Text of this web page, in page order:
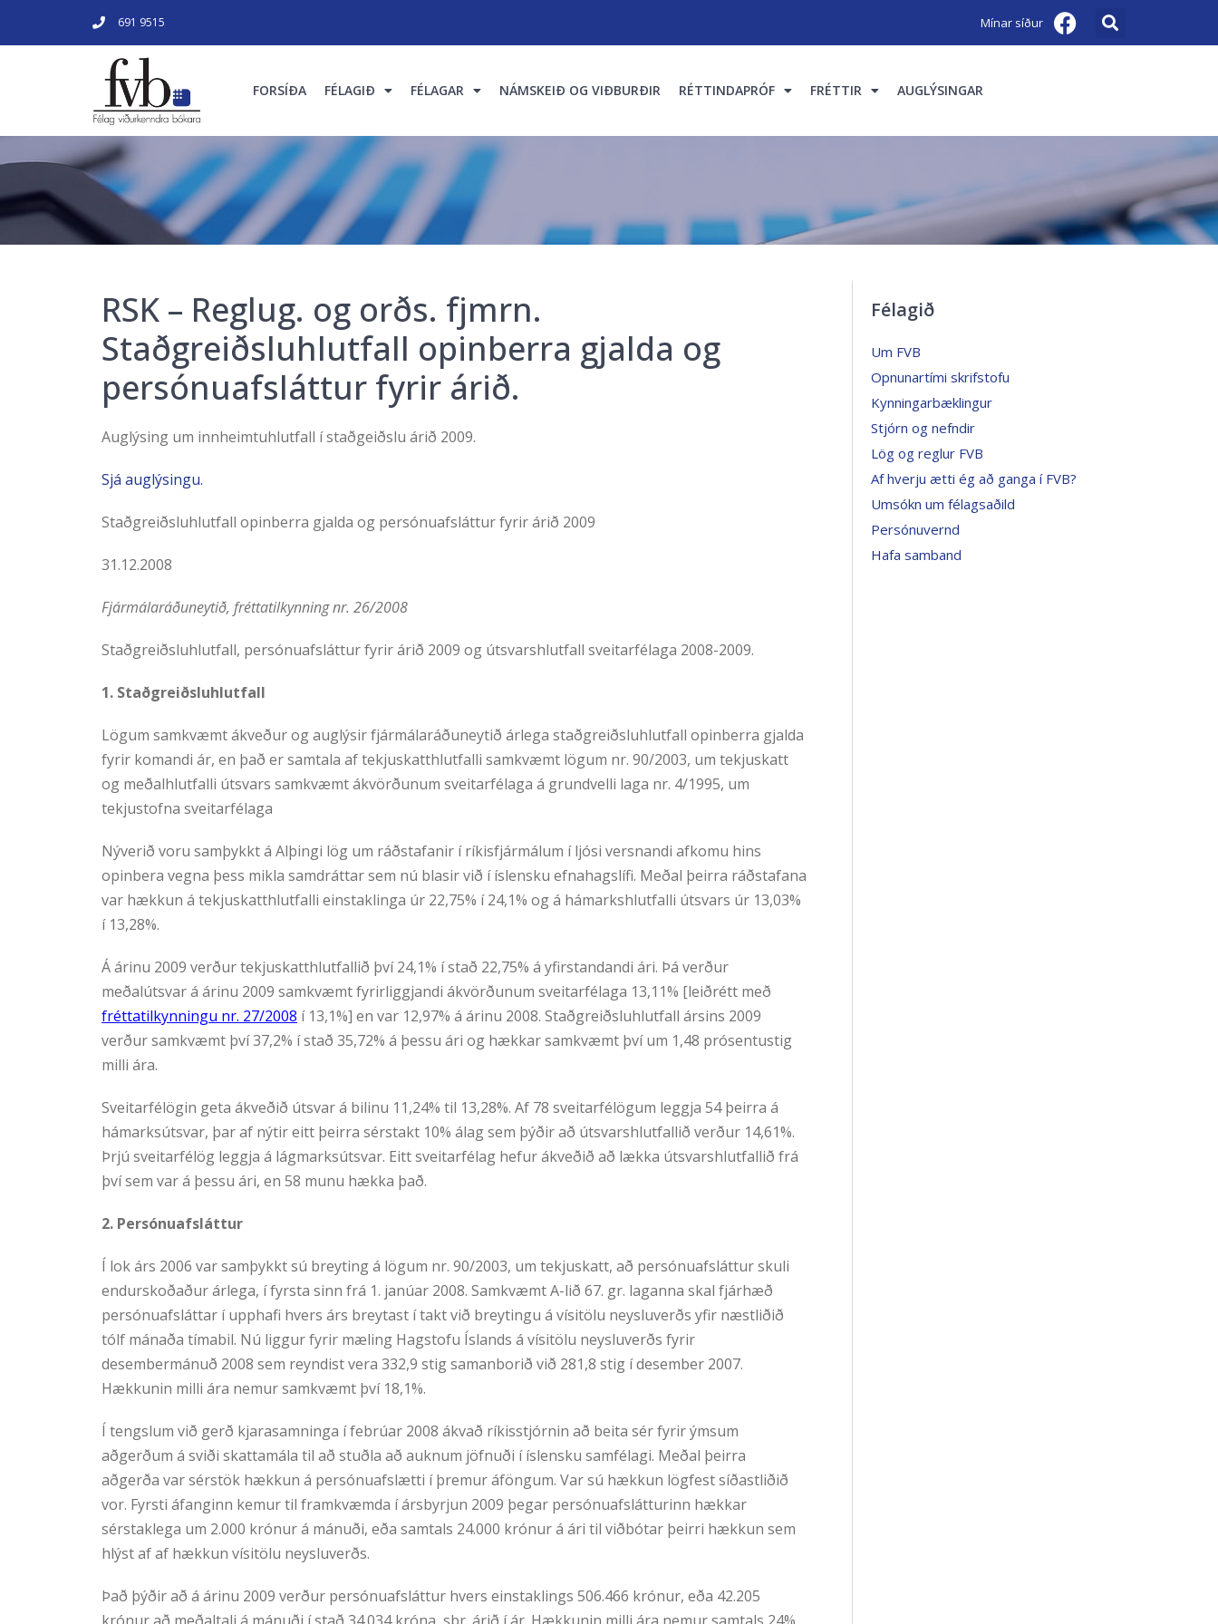
691 9515 Mínar síður
FORSÍÐA FÉLAGIÐ FÉLAGAR NÁMSKEIÐ OG VIÐBURÐIR RÉTTINDAPRÓF FRÉTTIR AUGLÝSINGAR
RSK – Reglug. og orðs. fjmrn.
Staðgreiðsluhlutfall opinberra gjalda og
persónuafsláttur fyrir árið.
Auglýsing um innheimtuhlutfall í staðgeiðslu árið 2009.
Sjá auglýsingu.
Staðgreiðsluhlutfall opinberra gjalda og persónuafsláttur fyrir árið 2009
31.12.2008
Fjármálaráðuneytið, fréttatilkynning nr. 26/2008
Staðgreiðsluhlutfall, persónuafsláttur fyrir árið 2009 og útsvarshlutfall sveitarfélaga 2008-2009.
1. Staðgreiðsluhlutfall
Lögum samkvæmt ákveður og auglýsir fjármálaráðuneytið árlega staðgreiðsluhlutfall opinberra gjalda
fyrir komandi ár, en það er samtala af tekjuskatthlutfalli samkvæmt lögum nr. 90/2003, um tekjuskatt
og meðalhlutfalli útsvars samkvæmt ákvörðunum sveitarfélaga á grundvelli laga nr. 4/1995, um
tekjustofna sveitarfélaga
Nýverið voru samþykkt á Alþingi lög um ráðstafanir í ríkisfjármálum í ljósi versnandi afkomu hins
opinbera vegna þess mikla samdráttar sem nú blasir við í íslensku efnahagslífi. Meðal þeirra ráðstafana
var hækkun á tekjuskatthlutfalli einstaklinga úr 22,75% í 24,1% og á hámarkshlutfalli útsvars úr 13,03%
í 13,28%.
Á árinu 2009 verður tekjuskatthlutfallið því 24,1% í stað 22,75% á yfirstandandi ári. Þá verður
meðalútsvar á árinu 2009 samkvæmt fyrirliggjandi ákvörðunum sveitarfélaga 13,11% [leiðrétt með
fréttatilkynningu nr. 27/2008 í 13,1%] en var 12,97% á árinu 2008. Staðgreiðsluhlutfall ársins 2009
verður samkvæmt því 37,2% í stað 35,72% á þessu ári og hækkar samkvæmt því um 1,48 prósentustig
milli ára.
Sveitarfélögin geta ákveðið útsvar á bilinu 11,24% til 13,28%. Af 78 sveitarfélögum leggja 54 þeirra á
hámarksútsvar, þar af nýtir eitt þeirra sérstakt 10% álag sem þýðir að útsvarshlutfallið verður 14,61%.
Þrjú sveitarfélög leggja á lágmarksútsvar. Eitt sveitarfélag hefur ákveðið að lækka útsvarshlutfallið frá
því sem var á þessu ári, en 58 munu hækka það.
2. Persónuafsláttur
Í lok árs 2006 var samþykkt sú breyting á lögum nr. 90/2003, um tekjuskatt, að persónuafsláttur skuli
endurskoðaður árlega, í fyrsta sinn frá 1. janúar 2008. Samkvæmt A-lið 67. gr. laganna skal fjárhæð
persónuafsláttar í upphafi hvers árs breytast í takt við breytingu á vísitölu neysluverðs yfir næstliðið
tólf mánaða tímabil. Nú liggur fyrir mæling Hagstofu Íslands á vísitölu neysluverðs fyrir
desembermánuð 2008 sem reyndist vera 332,9 stig samanborið við 281,8 stig í desember 2007.
Hækkunin milli ára nemur samkvæmt því 18,1%.
Í tengslum við gerð kjarasamninga í febrúar 2008 ákvað ríkisstjórnin að beita sér fyrir ýmsum
aðgerðum á sviði skattamála til að stuðla að auknum jöfnuði í íslensku samfélagi. Meðal þeirra
aðgerða var sérstök hækkun á persónuafslætti í þremur áföngum. Var sú hækkun lögfest síðastliðið
vor. Fyrsti áfanginn kemur til framkvæmda í ársbyrjun 2009 þegar persónuafslátturinn hækkar
sérstaklega um 2.000 krónur á mánuði, eða samtals 24.000 krónur á ári til viðbótar þeirri hækkun sem
hlýst af af hækkun vísitölu neysluverðs.
Það þýðir að á árinu 2009 verður persónuafsláttur hvers einstaklings 506.466 krónur, eða 42.205
Félagið
Um FVB
Opnunartími skrifstofu
Kynningarbæklingur
Stjórn og nefndir
Lög og reglur FVB
Af hverju ætti ég að ganga í FVB?
Umsókn um félagsaðild
Persónuvernd
Hafa samband